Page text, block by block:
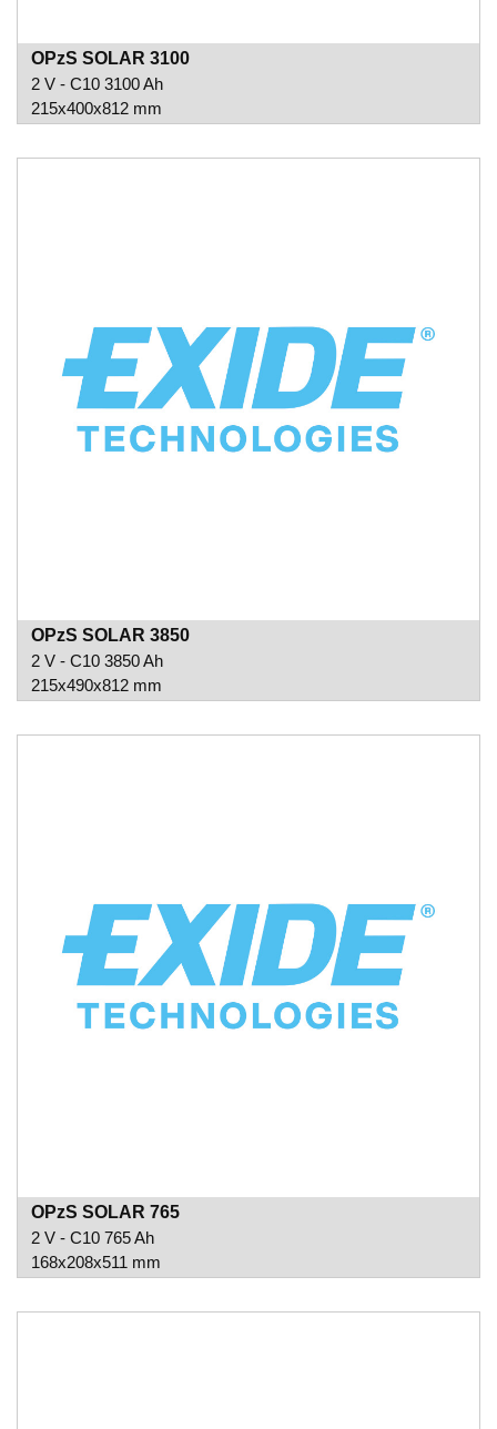
OPzS SOLAR 3100
2 V - C10 3100 Ah
215x400x812 mm
OPzS SOLAR 3850
2 V - C10 3850 Ah
215x490x812 mm
OPzS SOLAR 765
2 V - C10 765 Ah
168x208x511 mm